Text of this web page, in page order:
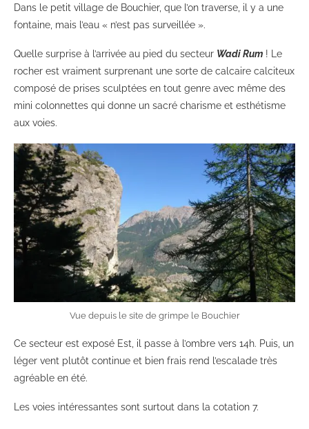
Dans le petit village de Bouchier, que l’on traverse, il y a une
fontaine, mais l’eau « n’est pas surveillée ».
Quelle surprise à l’arrivée au pied du secteur Wadi Rum ! Le
rocher est vraiment surprenant une sorte de calcaire calciteux
composé de prises sculptées en tout genre avec même des
mini colonnettes qui donne un sacré charisme et esthétisme
aux voies.
Vue depuis le site de grimpe le Bouchier
Ce secteur est exposé Est, il passe à l’ombre vers 14h. Puis, un
léger vent plutôt continue et bien frais rend l’escalade très
agréable en été.
Les voies intéressantes sont surtout dans la cotation 7.